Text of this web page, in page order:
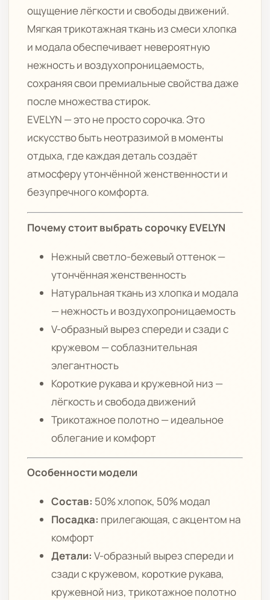
ощущение лёгкости и свободы движений.
Мягкая трикотажная ткань из смеси хлопка
и модала обеспечивает невероятную
нежность и воздухопроницаемость,
сохраняя свои премиальные свойства даже
после множества стирок.
EVELYN — это не просто сорочка. Это
искусство быть неотразимой в моменты
отдыха, где каждая деталь создаёт
атмосферу утончённой женственности и
безупречного комфорта.
Почему стоит выбрать сорочку EVELYN
Нежный светло-бежевый оттенок —
утончённая женственность
Натуральная ткань из хлопка и модала
— нежность и воздухопроницаемость
V-образный вырез спереди и сзади с
кружевом — соблазнительная
элегантность
Короткие рукава и кружевной низ —
лёгкость и свобода движений
Трикотажное полотно — идеальное
облегание и комфорт
Особенности модели
Состав: 50% хлопок, 50% модал
Посадка: прилегающая, с акцентом на
комфорт
Детали: V-образный вырез спереди и
сзади с кружевом, короткие рукава,
кружевной низ, трикотажное полотно